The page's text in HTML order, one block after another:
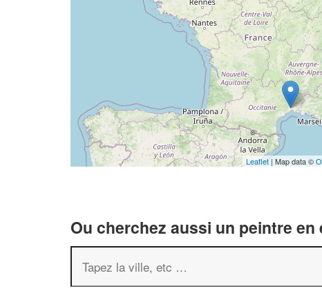
Leaflet | Map data ©
Ou cherchez aussi un peintre